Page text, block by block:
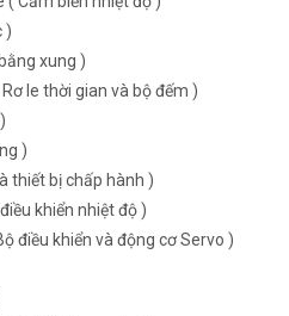
)
xung )
le thời gian và bộ đếm )
)
thiết bị chấp hành )
khiển nhiệt độ )
điều khiển và động cơ Servo )